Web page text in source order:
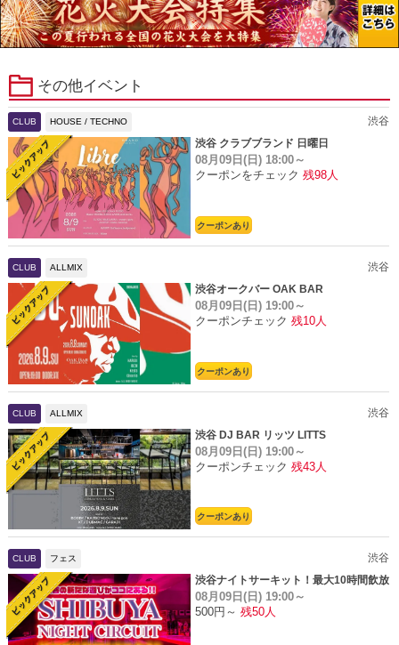
その他イベント
CLUB HOUSE / TECHNO
渋谷
渋谷 クラブブランド 日曜日
08月09日(日) 18:00～
クーポンをチェック 残98人
クーポンあり
CLUB ALLMIX
渋谷
渋谷オークバー OAK BAR
08月09日(日) 19:00～
クーポンチェック 残10人
クーポンあり
CLUB ALLMIX
渋谷
渋谷 DJ BAR リッツ LITTS
08月09日(日) 19:00～
クーポンチェック 残43人
クーポンあり
CLUB フェス
渋谷
渋谷ナイトサーキット！最大10時間飲放
題
08月09日(日) 19:00～
500円～ 残50人